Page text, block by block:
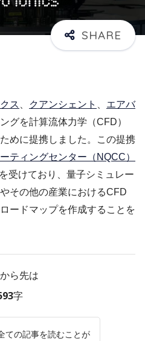
ス 、 クアンシェント 、 エアバ
グを計算流体力学（CFD）
めに提携しました。この提携
ティングセンター（NQCC）
受けており、量子シミュレー
その他の産業におけるCFD
ードマップを作成することを
ら先は
字
ての記事を読むことが